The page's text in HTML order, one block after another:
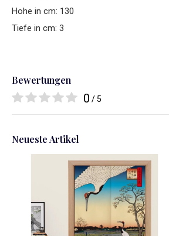
Hohe in cm: 130
Tiefe in cm: 3
Bewertungen
0 / 5
Neueste Artikel